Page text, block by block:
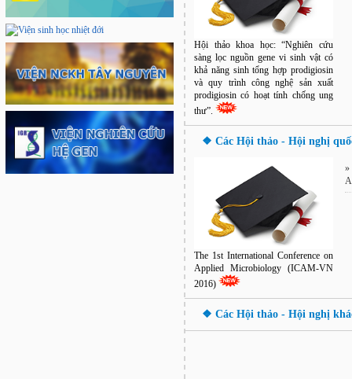
Hội thảo khoa học: “Nghiên cứu
sàng lọc nguồn gene vi sinh vật có
khả năng sinh tổng hợp prodigiosin
và quy trình công nghệ sản xuất
prodigiosin có hoạt tính chống ung
thư”.
❖ Các Hội thảo - Hội nghị
The 1st International Conference on
Applied Microbiology (ICAM-VN
2016)
»
❖ Các Hội thảo - Hội nghị